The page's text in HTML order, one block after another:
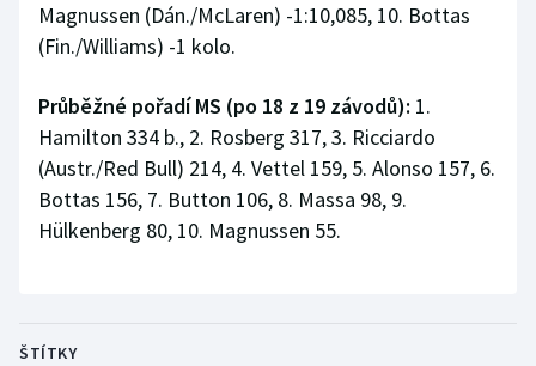
Magnussen (Dán./McLaren) -1:10,085, 10. Bottas
(Fin./Williams) -1 kolo.
Průběžné pořadí MS (po 18 z 19 závodů): 1.
Hamilton 334 b., 2. Rosberg 317, 3. Ricciardo
(Austr./Red Bull) 214, 4. Vettel 159, 5. Alonso 157, 6.
Bottas 156, 7. Button 106, 8. Massa 98, 9.
Hülkenberg 80, 10. Magnussen 55.
ŠTÍTKY